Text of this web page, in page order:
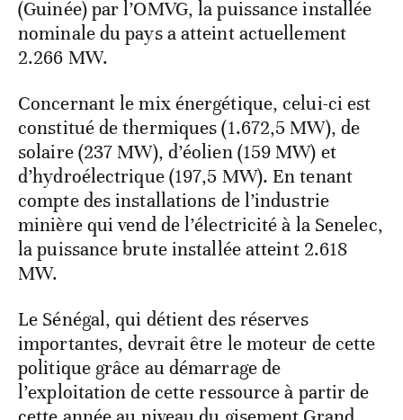
(Guinée) par l’OMVG, la puissance installée
nominale du pays a atteint actuellement
2.266 MW.
Concernant le mix énergétique, celui-ci est
constitué de thermiques (1.672,5 MW), de
solaire (237 MW), d’éolien (159 MW) et
d’hydroélectrique (197,5 MW). En tenant
compte des installations de l’industrie
minière qui vend de l’électricité à la Senelec,
la puissance brute installée atteint 2.618
MW.
Le Sénégal, qui détient des réserves
importantes, devrait être le moteur de cette
politique grâce au démarrage de
l’exploitation de cette ressource à partir de